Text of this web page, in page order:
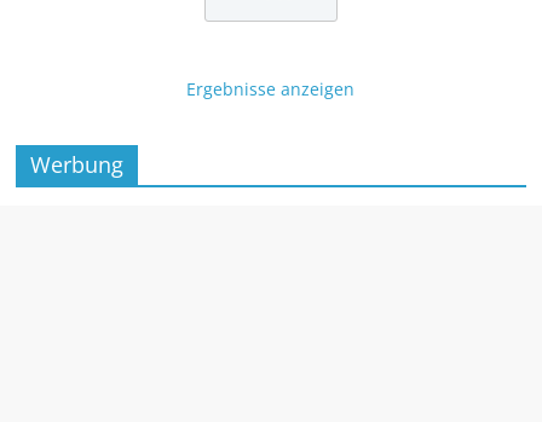
Ergebnisse anzeigen
Werbung